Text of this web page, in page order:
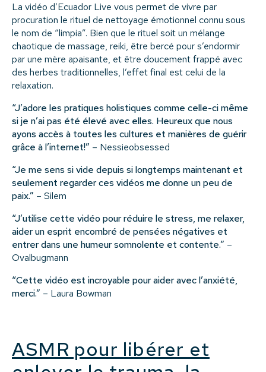
La vidéo d’Ecuador Live vous permet de vivre par
procuration le rituel de nettoyage émotionnel connu sous
le nom de “limpia”. Bien que le rituel soit un mélange
chaotique de massage, reiki, être bercé pour s’endormir
par une mère apaisante, et être doucement frappé avec
des herbes traditionnelles, l’effet final est celui de la
relaxation.
“J’adore les pratiques holistiques comme celle-ci même
si je n’ai pas été élevé avec elles. Heureux que nous
ayons accès à toutes les cultures et manières de guérir
grâce à l’internet!” – Nessieobsessed
“Je me sens si vide depuis si longtemps maintenant et
seulement regarder ces vidéos me donne un peu de
paix.” – Silem
“J’utilise cette vidéo pour réduire le stress, me relaxer,
aider un esprit encombré de pensées négatives et
entrer dans une humeur somnolente et contente.” –
Ovalbugmann
“Cette vidéo est incroyable pour aider avec l’anxiété,
merci.” – Laura Bowman
ASMR pour libérer et